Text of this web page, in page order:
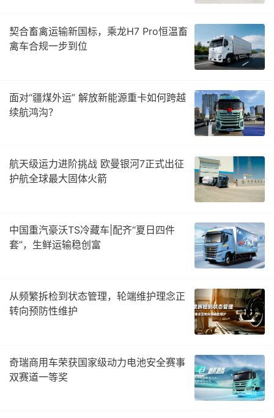
契合畜禽运输新国标，乘龙H7 Pro恒温畜
禽车合规一步到位
面对“疆煤外运” 解放新能源重卡如何跨越
续航鸿沟？
航天级运力进阶挑战 欧曼银河7正式出征
护航全球最大固体火箭
中国重汽豪沃TS冷藏车|配齐“夏日四件
套”，生鲜运输稳创富
从频繁拆检到状态管理，轮端维护理念正
转向预防性维护
奇瑞商用车荣获国家级动力电池安全赛事
双赛道一等奖